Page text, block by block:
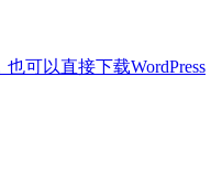
也可以直接下载WordPress